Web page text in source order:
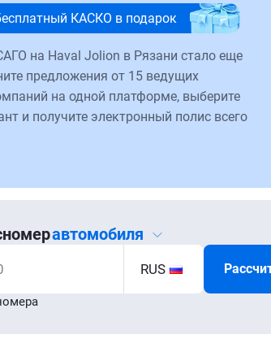
КАСКО в подарок
на Haval Jolion в Рязани стало еще
предложения от 15 ведущих
на одной платформе, выберите
и получите электронный полис всего
автомобиля
RUS